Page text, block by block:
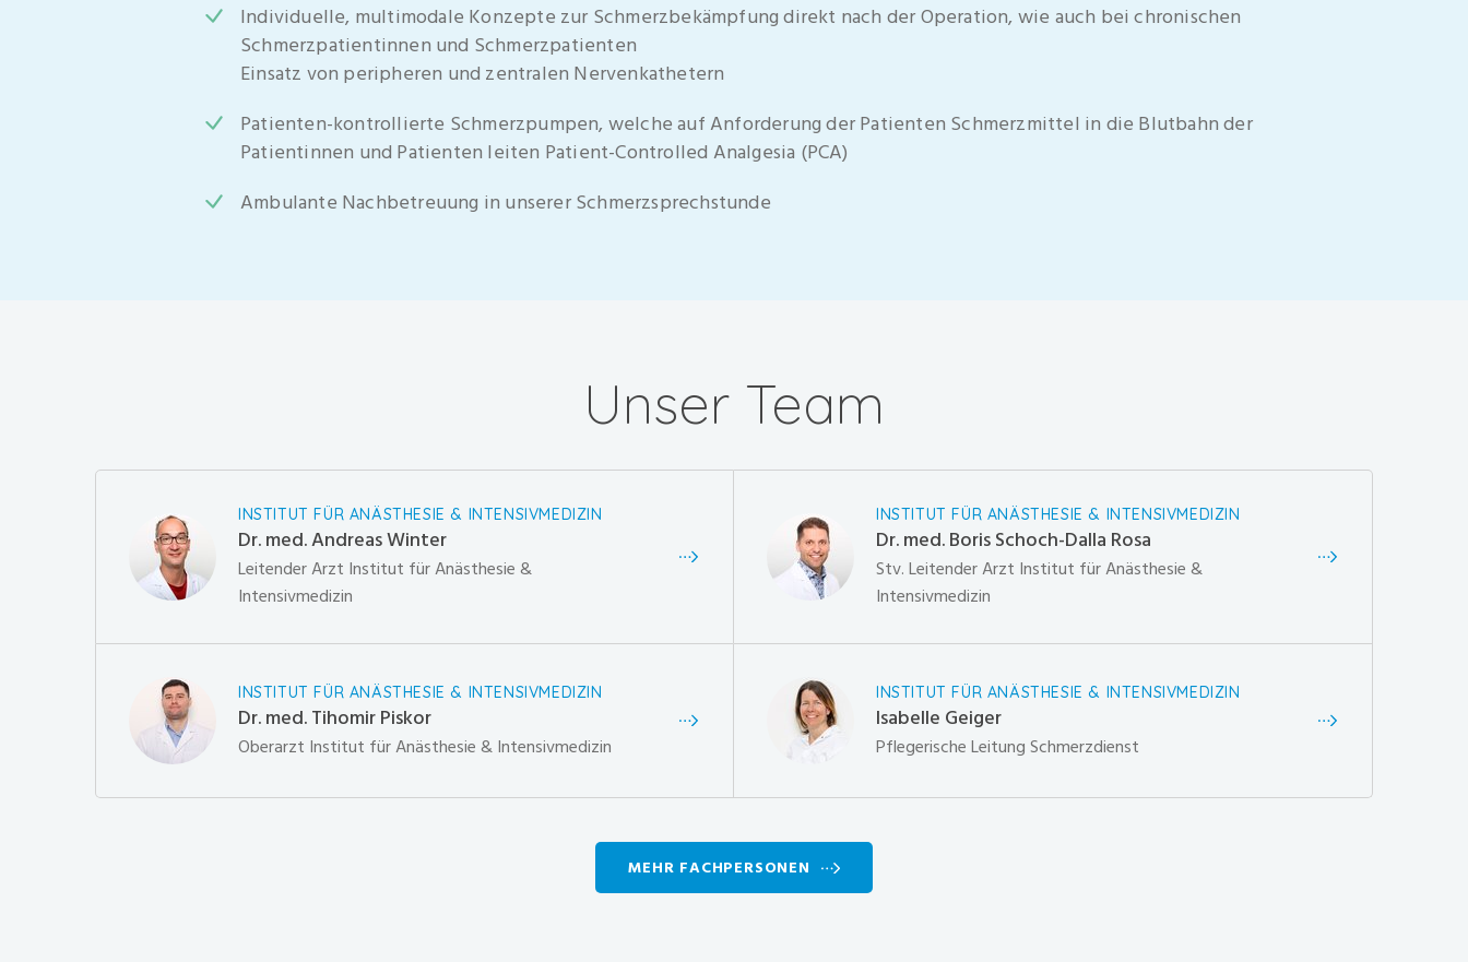
Individuelle, multimodale Konzepte zur Schmerzbekämpfung direkt nach der Operation, wie auch bei chronischen
Schmerzpatientinnen und Schmerzpatienten
Einsatz von peripheren und zentralen Nervenkathetern
Patienten-kontrollierte Schmerzpumpen, welche auf Anforderung der Patienten Schmerzmittel in die Blutbahn der
Patientinnen und Patienten leiten Patient-Controlled Analgesia (PCA)
Ambulante Nachbetreuung in unserer Schmerzsprechstunde
Unser Team
INSTITUT FÜR ANÄSTHESIE & INTENSIVMEDIZIN
Dr. med. Andreas Winter
Leitender Arzt Institut für Anästhesie &
Intensivmedizin
INSTITUT FÜR ANÄSTHESIE & INTENSIVMEDIZIN
Dr. med. Boris Schoch-Dalla Rosa
Stv. Leitender Arzt Institut für Anästhesie &
Intensivmedizin
INSTITUT FÜR ANÄSTHESIE & INTENSIVMEDIZIN
Dr. med. Tihomir Piskor
Oberarzt Institut für Anästhesie & Intensivmedizin
INSTITUT FÜR ANÄSTHESIE & INTENSIVMEDIZIN
Isabelle Geiger
Pflegerische Leitung Schmerzdienst
MEHR FACHPERSONEN